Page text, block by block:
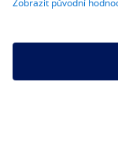
Zobrazit původní